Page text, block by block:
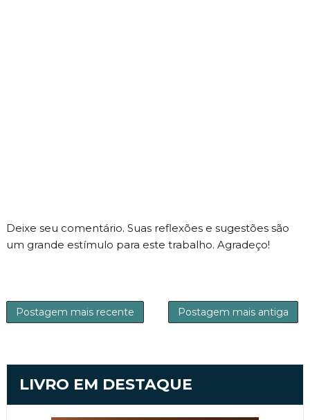
Deixe seu comentário. Suas reflexões e sugestões são
um grande estímulo para este trabalho. Agradeço!
Postagem mais recente Postagem mais antiga
LIVRO EM DESTAQUE